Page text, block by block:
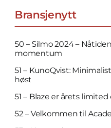
Bransjenytt
50 – Silmo 2024 –
momentum
51 – KunoQvist:
høst
51 – Blaze er årets
52 – Velkommen til